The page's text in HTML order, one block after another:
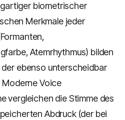
biometrischer
Merkmale jeder
Atemrhythmus) bilden
ebenso unterscheidbar
Moderne Voice
vergleichen die Stimme des
Abdruck (der bei